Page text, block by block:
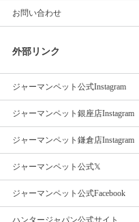
お問い合わせ
外部リンク
ジャーマンペット公式Instagram
ジャーマンペット銀座店Instagram
ジャーマンペット鎌倉店Instagram
ジャーマンペット公式𝕏
ジャーマンペット公式Facebook
ハンタージャパン公式サイト